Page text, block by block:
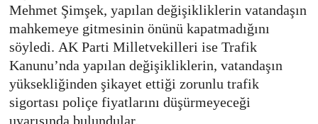
Mehmet Şimşek, yapılan değişikliklerin vatandaşın
mahkemeye gitmesinin önünü kapatmadığını
söyledi. AK Parti Milletvekilleri ise Trafik
Kanunu’nda yapılan değişikliklerin, vatandaşın
yüksekliğinden şikayet ettiği zorunlu trafik
sigortası poliçe fiyatlarını düşürmeyeceği
uyarısında bulundular.